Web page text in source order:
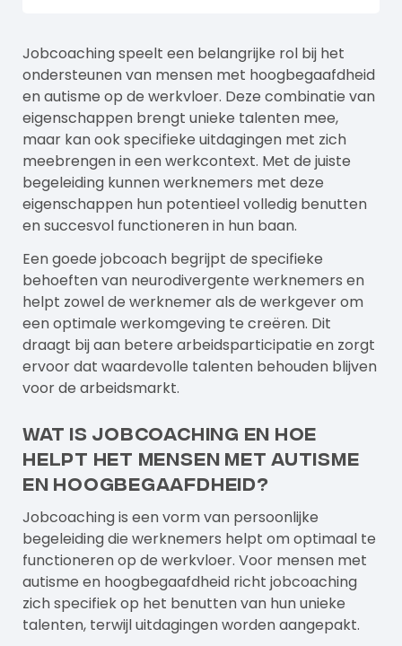
Jobcoaching speelt een belangrijke rol bij het
ondersteunen van mensen met hoogbegaafdheid
en autisme op de werkvloer. Deze combinatie van
eigenschappen brengt unieke talenten mee,
maar kan ook specifieke uitdagingen met zich
meebrengen in een werkcontext. Met de juiste
begeleiding kunnen werknemers met deze
eigenschappen hun potentieel volledig benutten
en succesvol functioneren in hun baan.
Een goede jobcoach begrijpt de specifieke
behoeften van neurodivergente werknemers en
helpt zowel de werknemer als de werkgever om
een optimale werkomgeving te creëren. Dit
draagt bij aan betere arbeidsparticipatie en zorgt
ervoor dat waardevolle talenten behouden blijven
voor de arbeidsmarkt.
Wat is jobcoaching en hoe
helpt het mensen met autisme
en hoogbegaafdheid?
Jobcoaching is een vorm van persoonlijke
begeleiding die werknemers helpt om optimaal te
functioneren op de werkvloer. Voor mensen met
autisme en hoogbegaafdheid richt jobcoaching
zich specifiek op het benutten van hun unieke
talenten, terwijl uitdagingen worden aangepakt.